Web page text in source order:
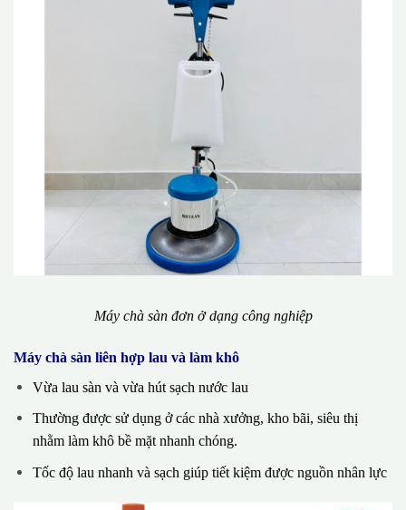
Máy chà sàn đơn ở dạng công nghiệp
Máy chà sàn liên hợp lau và làm khô
Vừa lau sàn và vừa hút sạch nước lau
Thường được sử dụng ở các nhà xưởng, kho bãi, siêu thị
nhằm làm khô bề mặt nhanh chóng.
Tốc độ lau nhanh và sạch giúp tiết kiệm được nguồn nhân lực